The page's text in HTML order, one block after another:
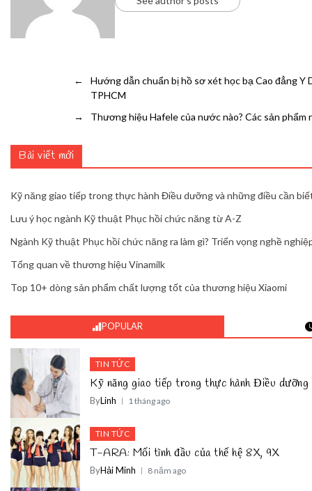
←
Hướng dẫn chuẩn bị hồ sơ xét học bạ Cao đẳng Y
TPHCM
→
Thương hiệu Hafele của nước nào? Các sản phẩm
Bài viết mới
Kỹ năng giao tiếp trong thực hành Điều dưỡng và những điều cần
Lưu ý học ngành Kỹ thuật Phục hồi chức năng từ A-Z
Ngành Kỹ thuật Phục hồi chức năng ra làm gì? Triển vọng nghề
Tổng quan về thương hiệu Vinamilk
Top 10+ dòng sản phẩm chất lượng tốt của thương hiệu Xiaomi
POPULAR
TIN TỨC
Kỹ năng giao tiếp trong thực hành Điều dưỡng
ByLinh 1 tháng ago
TIN TỨC
T-ARA: Mối tình đầu của thế hệ 8X, 9X
ByHải Minh 8 năm ago